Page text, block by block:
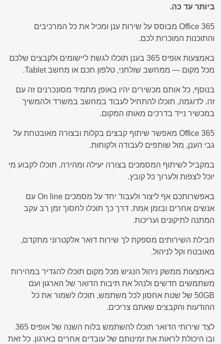
ביותר עד כה.
Office 365 מבוסס על שירות ענן ומכיל את כל המרכיבים
והתוכנות המוכרות לכם.
באמצעות אופיס 365 בענן תוכלו לגשת ליישומים ולקבצים שלכם
מכל מקום — ממחשב שולחני, טלפון חכם או מחשב Tablet.
בנוסף, כל אותם מכשירים יהיו באופן מתמיד מסונכרנים זה עם
זה. לדוגמה, תוכלו להתחיל לעבוד במחשב במשרד ולהמשיך
במכשיר נייד בדרכים מאותו המקום.
Office 365 מאפשר שיתוף קבצים בקלות ובצורה מאובטחת על
גבי הענן, מול שותפים לעבודה ולקוחות.
במקביל לשיתוף המסמכים בצורה יעילה ומהירה, תוכלו לקבוע מי
יוכל לצפות ולערוך כל קובץ.
באפשרותכם אף ליצור ולעבוד יחד על מסמכים On line עם
אנשים אחרים ובזמן אמת. דרך כך תוכלו לחסוך זמן רב עקב
המתנה לתיקונים ועריכות.
חבילת השירותים מספקת לך שירות דואר אלקטרוני מתקדם,
מאובטח וקל לניהול.
באמצעות ממשק ניהול הנגיש מכל מקום תוכלו להגדיר במהירות
משתמשים חדשים ולנהל את תיבות הדואר של הארגון ועם
‎50GB של שטח אחסון לכל משתמש, תוכלו לשמור את כל
ההודעות והקבצים שאתם צריכים.
לצד שירותי הדואר תוכלו להשתמש בלוח השנה של אופיס 365
ובו היכולת לראות את זמינותם של עובדים אחרים בארגון. כל זאת